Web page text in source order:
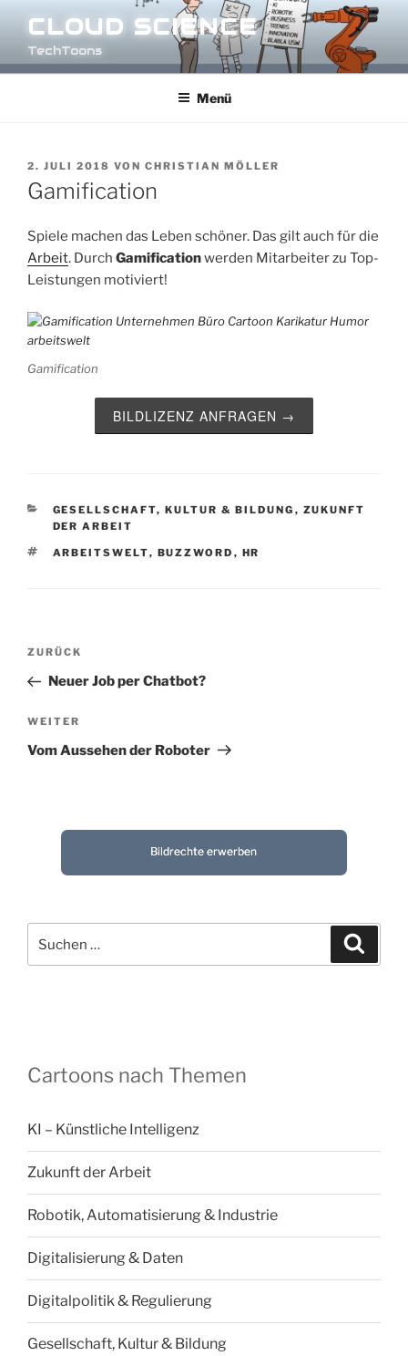
Inhalt
springen
CLOUD SCIENCE
TechToons
Menü
VERÖFFENTLICHT
AM
2. JULI 2018 VON CHRISTIAN MÖLLER
Gamification
Spiele machen das Leben schöner. Das gilt auch für die
Arbeit. Durch Gamificationwerden Mitarbeiter zu Top-
Leistungen motiviert!
Gamification
BILDLIZENZ ANFRAGEN →
KATEGORIEN
GESELLSCHAFT, KULTUR & BILDUNG , ZUKUNFT
DER ARBEIT
SCHLAGWÖRTER
ARBEITSWELT, BUZZWORD , HR
Beitragsnavigation
Vorheriger
Beitrag
ZURÜCK
Neuer Job per Chatbot?
Nächster
Beitrag
WEITER
Vom Aussehen der Roboter
Bildrechte erwerben
nach:
Cartoons nach Themen
KI – Künstliche Intelligenz
Zukunft der Arbeit
Robotik, Automatisierung & Industrie
Digitalisierung & Daten
Digitalpolitik & Regulierung
Gesellschaft, Kultur & Bildung